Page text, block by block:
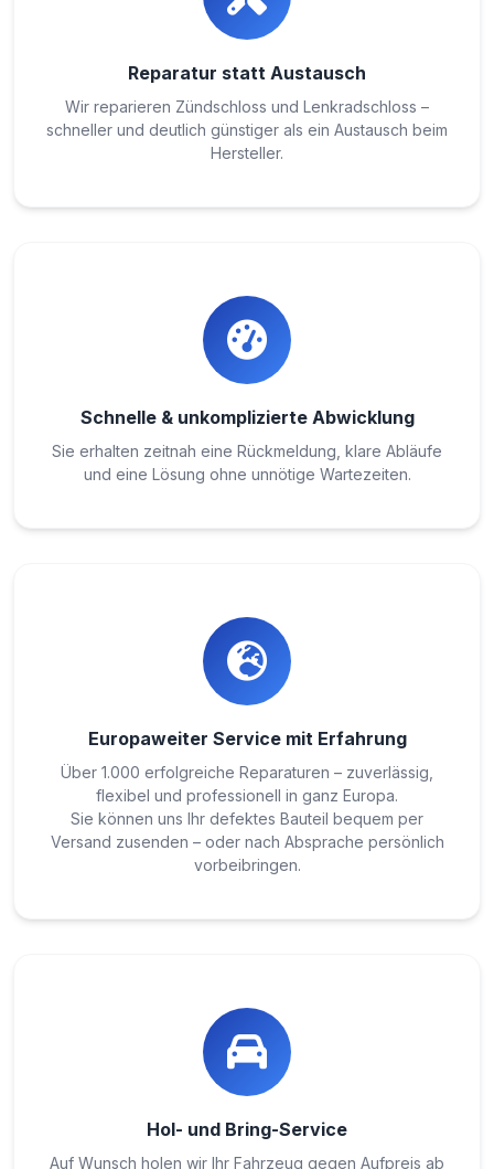
Reparatur statt Austausch
Wir reparieren Zündschloss und Lenkradschloss –
schneller und deutlich günstiger als ein Austausch beim
Hersteller.
Schnelle & unkomplizierte Abwicklung
Sie erhalten zeitnah eine Rückmeldung, klare Abläufe
und eine Lösung ohne unnötige Wartezeiten.
Europaweiter Service mit Erfahrung
Über 1.000 erfolgreiche Reparaturen – zuverlässig,
flexibel und professionell in ganz Europa.
Sie können uns Ihr defektes Bauteil bequem per
Versand zusenden – oder nach Absprache persönlich
vorbeibringen.
Hol- und Bring-Service
Auf Wunsch holen wir Ihr Fahrzeug gegen Aufpreis ab